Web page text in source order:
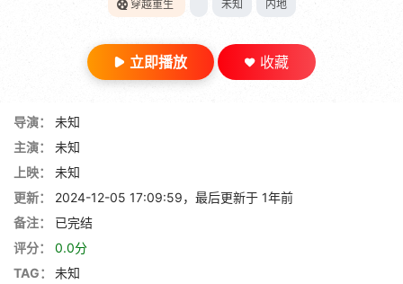
穿越重生 未知 内地
立即播放 收藏
导演：
未知
主演：
未知
上映：
未知
更新：
2024-12-05 17:09:59，最后更新于 1年前
备注：
已完结
评分：
0.0分
TAG：
未知